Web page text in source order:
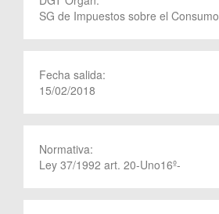
SG de Impuestos sobre el Consumo
Fecha salida:
15/02/2018
Normativa:
Ley 37/1992 art. 20-Uno16º-